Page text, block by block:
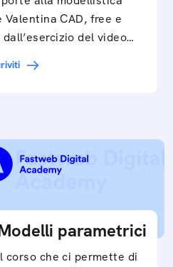
CAD, free e
del video…
parametrici
corso che ci permette di